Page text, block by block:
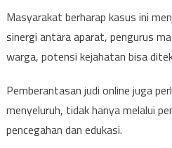
Masyarakat berharap kasus ini
sinergi antara aparat, pengurus
warga, potensi kejahatan bisa
Pemberantasan judi online juga
menyeluruh, tidak hanya melalui
pencegahan dan edukasi.